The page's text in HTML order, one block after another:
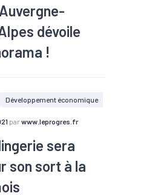
dévoile
!
Développement économique
par www.leprogres.fr
sera
son sort à la